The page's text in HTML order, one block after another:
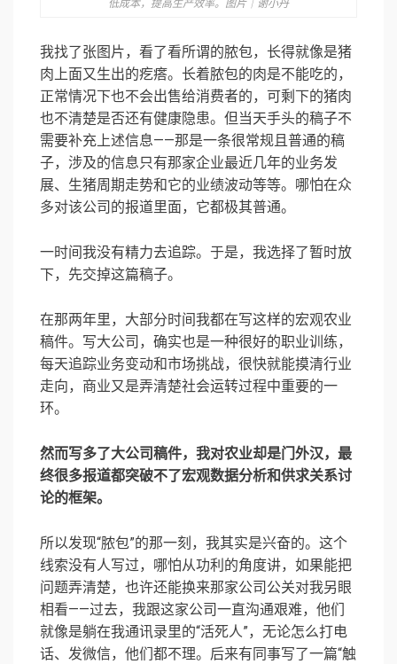
低成本，提高生产效率。图片｜谢小丹
我找了张图片，看了看所谓的脓包，长得就像是猪
肉上面又生出的疙瘩。长着脓包的肉是不能吃的，
正常情况下也不会出售给消费者的，可剩下的猪肉
也不清楚是否还有健康隐患。但当天手头的稿子不
需要补充上述信息——那是一条很常规且普通的稿
子，涉及的信息只有那家企业最近几年的业务发
展、生猪周期走势和它的业绩波动等等。哪怕在众
多对该公司的报道里面，它都极其普通。
一时间我没有精力去追踪。于是，我选择了暂时放
下，先交掉这篇稿子。
在那两年里，大部分时间我都在写这样的宏观农业
稿件。写大公司，确实也是一种很好的职业训练，
每天追踪业务变动和市场挑战，很快就能摸清行业
走向，商业又是弄清楚社会运转过程中重要的一
环。
然而写多了大公司稿件，我对农业却是门外汉，最
终很多报道都突破不了宏观数据分析和供求关系讨
论的框架。
所以发现“脓包”的那一刻，我其实是兴奋的。这个
线索没有人写过，哪怕从功利的角度讲，如果能把
问题弄清楚，也许还能换来那家公司公关对我另眼
相看——过去，我跟这家公司一直沟通艰难，他们
就像是躺在我通讯录里的“活死人”，无论怎么打电
话、发微信，他们都不理。后来有同事写了一篇“触